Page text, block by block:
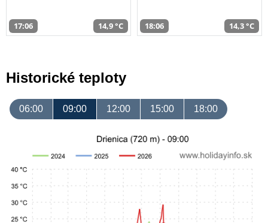
17:06 14,9 °C 18:06 14,3 °C
Historické teploty
06:00 09:00 12:00 15:00 18:00